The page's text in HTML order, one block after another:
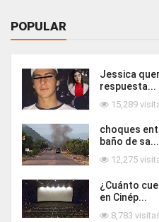
POPULAR
Jessica
respuesta...
15,289
choques
baño de sa...
12,275
¿Cuánto
en Cinép...
8,783